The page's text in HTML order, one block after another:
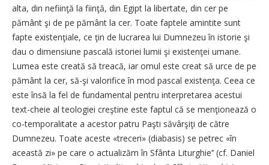
alta, din nefiinţă la fiinţă, din Egipt la libertate, din cer pe
pământ şi de pe pământ la cer. Toate faptele amintite sunt
fapte existenţiale, ce ţin de lucrarea lui Dumnezeu în istorie şi
dau o dimensiune pascală istoriei lumii şi existenţei umane.
Lumea este creată să treacă, iar omul este creat să urce de pe
pământ la cer, să-şi valorifice în mod pascal existenţa. Ceea ce
este însă la fel de fundamental pentru interpretarea acestui
text-cheie al teologiei creştine este faptul că se menţionează o
co-temporalitate a acestor patru Paşti săvârşiţi de către
Dumnezeu. Toate aceste «treceri» (diabasis) se petrec «în
această zi» pe care o actualizăm în Sfânta Liturghie’’ (cf. Daniel